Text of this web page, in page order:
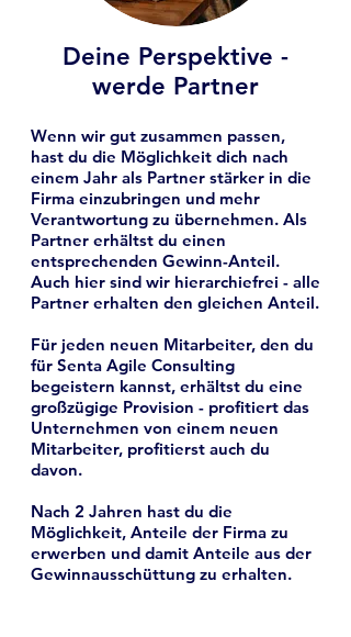
Deine Perspektive -
werde Partner
Wenn wir gut zusammen passen,
hast du die Möglichkeit dich nach
einem Jahr als Partner stärker in die
Firma einzubringen und mehr
Verantwortung zu übernehmen. Als
Partner erhältst du einen
entsprechenden Gewinn-Anteil.
Auch hier sind wir hierarchiefrei - alle
Partner erhalten den gleichen Anteil.
Für jeden neuen Mitarbeiter, den du
für Senta Agile Consulting
begeistern kannst, erhältst du eine
großzügige Provision - profitiert das
Unternehmen von einem neuen
Mitarbeiter, profitierst auch du
davon.
Nach 2 Jahren hast du die
Möglichkeit, Anteile der Firma zu
erwerben und damit Anteile aus der
Gewinnausschüttung zu erhalten.